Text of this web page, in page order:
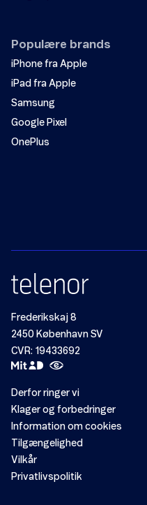
Populære brands
iPhone fra Apple
iPad fra Apple
Samsung
Google Pixel
OnePlus
Frederikskaj 8
2450 København SV
CVR: 19433692
Derfor ringer vi
Klager og forbedringer
Information om cookies
Tilgængelighed
Vilkår
Privatlivspolitik